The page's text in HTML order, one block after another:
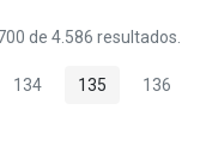
de 4.586 resultados.
intermediárias Usar
Página
134 Página
135 136